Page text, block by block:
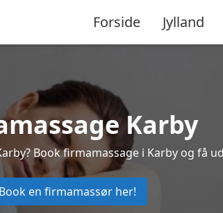
Forside Jylland
Karby
Book firmamassage i Karby og få
Book en firmamassør her!